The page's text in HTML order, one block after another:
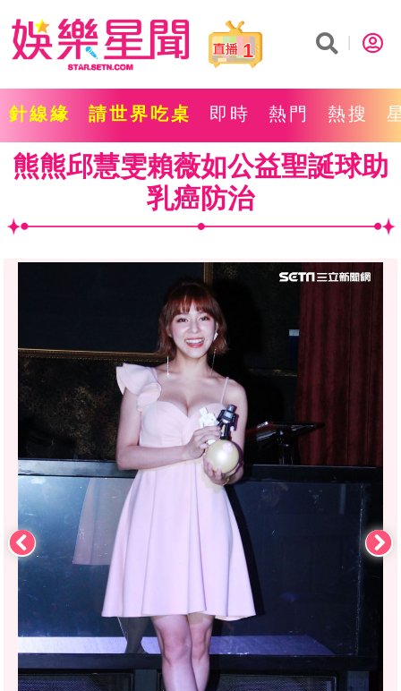
1
針線緣 請世界吃桌 即時 熱門 熱搜
熊熊邱慧雯賴薇如公益聖誕球助
乳癌防治